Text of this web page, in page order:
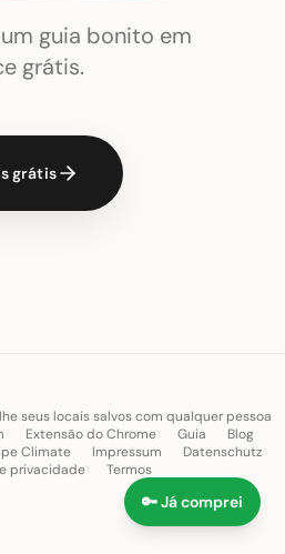
guia bonito em
grátis.
grátis
seus locais salvos com qualquer pessoa
Extensão do Chrome Guia
Blog
Climate Impressum
Datenschutz
privacidade
Termos
🔑 Já comprei